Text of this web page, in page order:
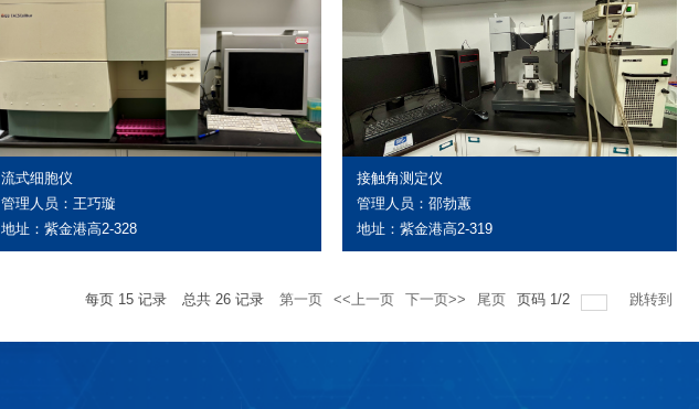
流式细胞仪
管理人员：王巧璇
地址：紫金港高2-328
接触角测定仪
管理人员：邵勃蕙
地址：紫金港高2-319
每页 15 记录 总共 26 记录 第一页 <<上一页 下一页>> 尾页 页码 1/2 跳转到